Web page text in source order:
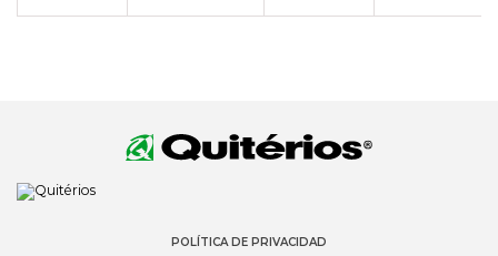
POLÍTICA DE PRIVACIDAD